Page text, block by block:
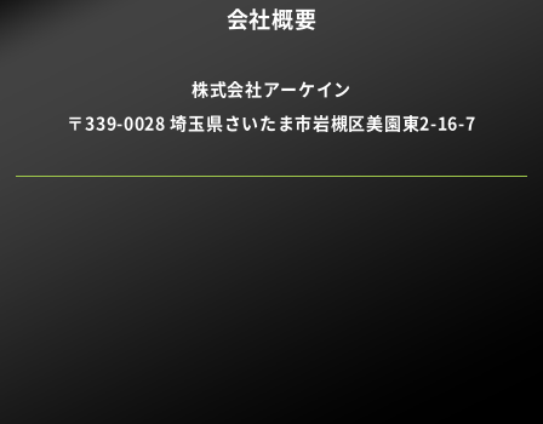
会社概要
株式会社アーケイン
〒339-0028 埼玉県さいたま市岩槻区美園東2-16-7